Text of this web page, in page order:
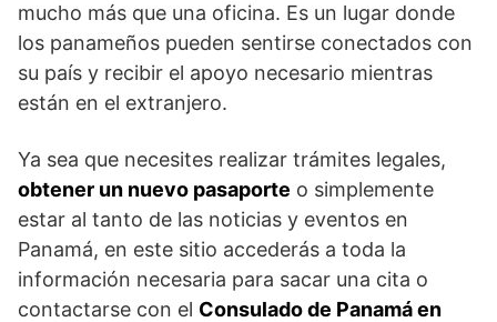
mucho más que una oficina. Es un lugar donde
los panameños pueden sentirse conectados con
su país y recibir el apoyo necesario mientras
están en el extranjero.
Ya sea que necesites realizar trámites legales,
obtener un nuevo pasaporte o simplemente
estar al tanto de las noticias y eventos en
Panamá, en este sitio accederás a toda la
información necesaria para sacar una cita o
contactarse con el Consulado de Panamá en